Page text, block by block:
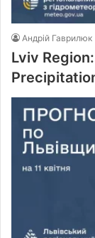
Андрій Гаврилюк
Lviv